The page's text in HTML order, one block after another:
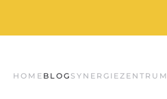
HOME BLOG SYNERGIEZENTRUM